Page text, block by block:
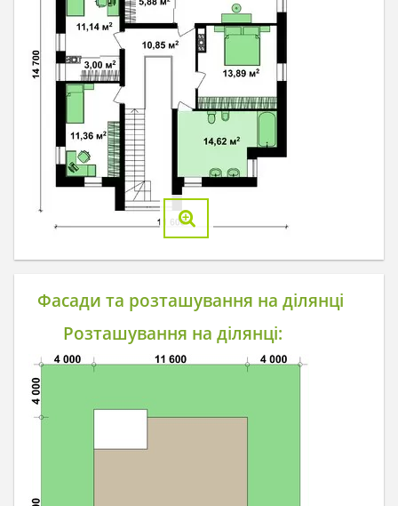
Фасади та розташування на ділянці
Розташування на ділянці: